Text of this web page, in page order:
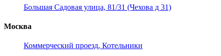
Большая Садовая улица, 81/31 (Чехова д 31)
Москва
Коммерческий проезд, Котельники